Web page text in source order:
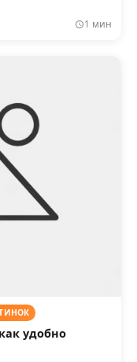
1 мин
удобно